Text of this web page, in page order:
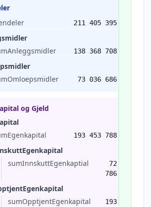
211 405 395
138 368 708
73 036 686
og Gjeld
193 453 788
sumInnskuttEgenkaptial
72
786
sumOpptjentEgenkapital
193